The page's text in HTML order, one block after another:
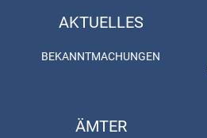
AKTUELLES
BEKANNTMACHUNGEN
ÄMTER